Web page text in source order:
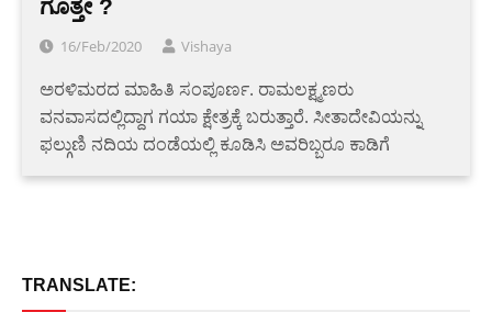
ಗೊತ್ತೇ ?
16/Feb/2020 Vishaya
ಅರಳಿ‌ಮರದ ಮಾಹಿತಿ ಸಂಪೂರ್ಣ. ರಾಮಲಕ್ಷ್ಮಣರು
ವನವಾಸದಲ್ಲಿದ್ದಾಗ ಗಯಾ ಕ್ಷೇತ್ರಕ್ಕೆ ಬರುತ್ತಾರೆ. ಸೀತಾದೇವಿಯನ್ನು
ಫಲ್ಗುಣಿ ನದಿಯ ದಂಡೆಯಲ್ಲಿ ಕೂಡಿಸಿ ಅವರಿಬ್ಬರೂ ಕಾಡಿಗೆ
TRANSLATE: